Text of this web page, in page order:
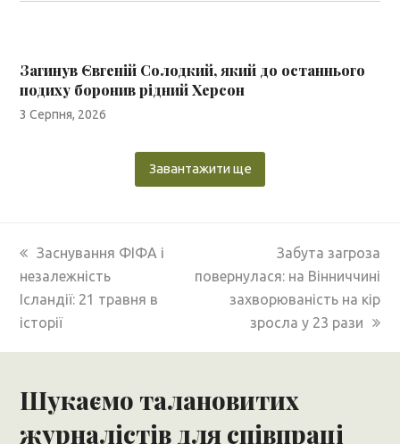
Загинув Євгеній Солодкий, який до останнього
подиху боронив рідний Херсон
3 Серпня, 2026
Завантажити ще
previous
post:
Заснування ФІФА і
незалежність
Ісландії: 21 травня в
історії
next
post:
Забута загроза
повернулася: на Вінниччині
захворюваність на кір
зросла у 23 рази
Шукаємо талановитих
журналістів для співпраці